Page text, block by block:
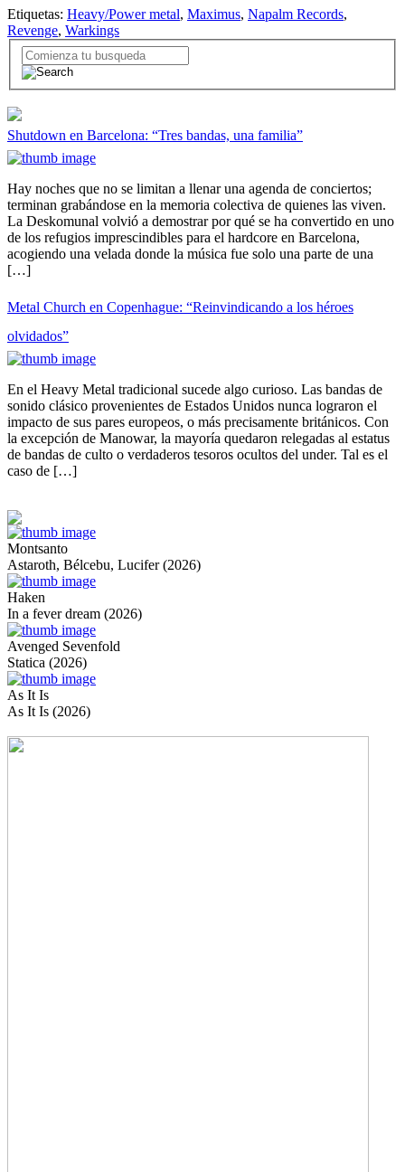
Etiquetas: Heavy/Power metal, Maximus, Napalm Records,
Revenge, Warkings
Shutdown en Barcelona: “Tres bandas, una familia”
Hay noches que no se limitan a llenar una agenda de conciertos;
terminan grabándose en la memoria colectiva de quienes las viven.
La Deskomunal volvió a demostrar por qué se ha convertido en uno
de los refugios imprescindibles para el hardcore en Barcelona,
acogiendo una velada donde la música fue solo una parte de una
[…]
Metal Church en Copenhague: “Reinvindicando a los héroes
olvidados”
En el Heavy Metal tradicional sucede algo curioso. Las bandas de
sonido clásico provenientes de Estados Unidos nunca lograron el
impacto de sus pares europeos, o más precisamente británicos. Con
la excepción de Manowar, la mayoría quedaron relegadas al estatus
de bandas de culto o verdaderos tesoros ocultos del under. Tal es el
caso de […]
Montsanto
Astaroth, Bélcebu, Lucifer (2026)
Haken
In a fever dream (2026)
Avenged Sevenfold
Statica (2026)
As It Is
As It Is (2026)